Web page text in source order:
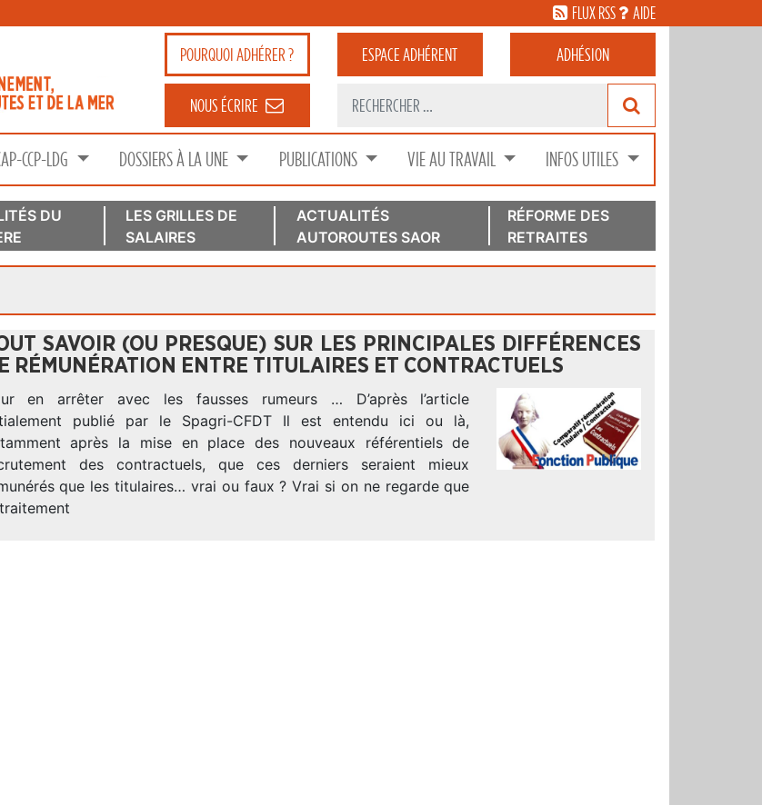
FLUX RSS AIDE
POURQUOIADHÉRER ? ESPACEADHÉRENT ADHÉSION
NOUS ÉCRIRE
CCP-LDG DOSSIERS À LA UNE PUBLICATIONS VIE AU TRAVAIL INFOS UTILES
DU
LES GRILLES DE
SALAIRES
ACTUALITÉS
AUTOROUTES SAOR
RÉFORME DES
RETRAITES
SAVOIR (OU PRESQUE) SUR LES PRINCIPALES DIFFÉRENCES
RÉMUNÉRATION ENTRE TITULAIRES ET CONTRACTUELS
en arrêter avec les fausses rumeurs … D’après l’article
publié par le Spagri-CFDT Il est entendu ici ou là,
après la mise en place des nouveaux référentiels de
des contractuels, que ces derniers seraient mieux
que les titulaires… vrai ou faux ? Vrai si on ne regarde que